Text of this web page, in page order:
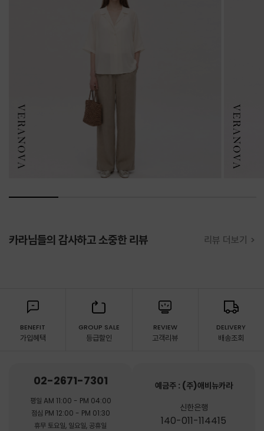
카라님들의 감사하고 소중한 리뷰 리뷰 더보기 >
BENEFIT
가입혜택
GROUP SALE
등급할인
REVIEW
고객리뷰
DELIVERY
배송조회
02-2671-7301
평일 AM 11:00 - PM 04:00
점심 PM 12:00 - PM 01:30
휴무 토요일, 일요일, 공휴일
예금주 : (주)애비뉴카라
신한은행
140-011-114415